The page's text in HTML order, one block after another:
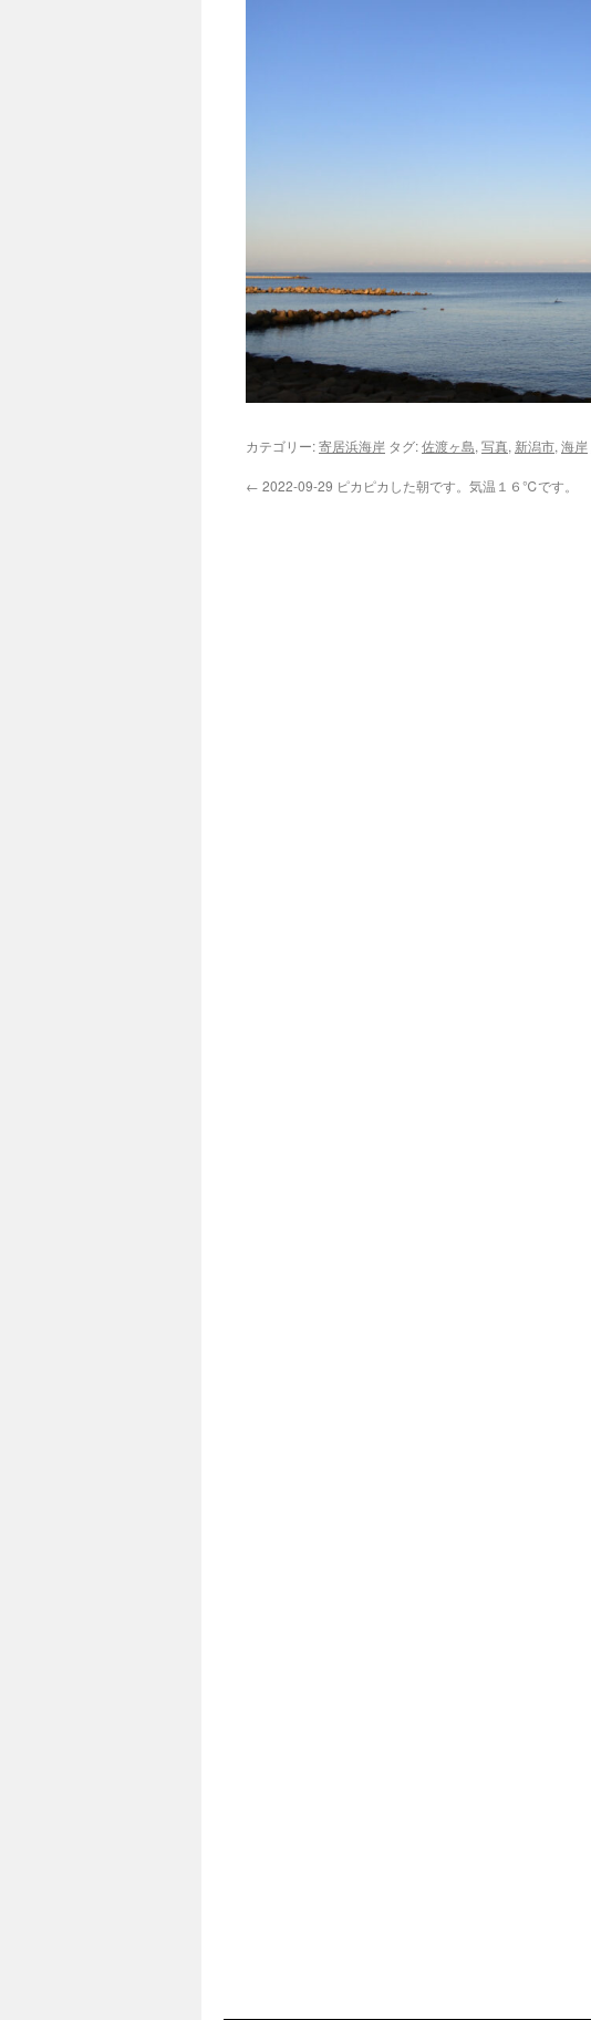
カテゴリー:寄居浜海岸 タグ:佐渡ヶ島, 写真, 新潟市, 海岸
← 2022-09-29 ピカピカした朝です。気温１６℃です。